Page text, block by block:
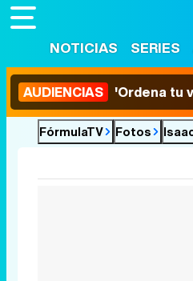
NOTICIAS SERIES
AUDIENCIAS 'Ordena tu
FórmulaTV Fotos